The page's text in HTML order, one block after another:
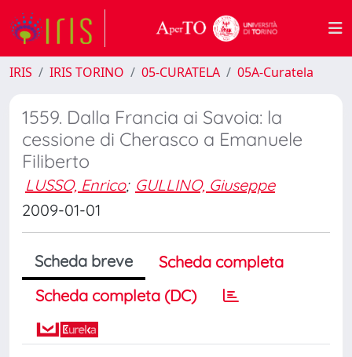
IRIS IRIS TORINO 05-CURATELA 05A-Curatela
1559. Dalla Francia ai Savoia: la
cessione di Cherasco a Emanuele
Filiberto
LUSSO, Enrico; GULLINO, Giuseppe
2009-01-01
Scheda breve
Scheda completa
Scheda completa (DC)